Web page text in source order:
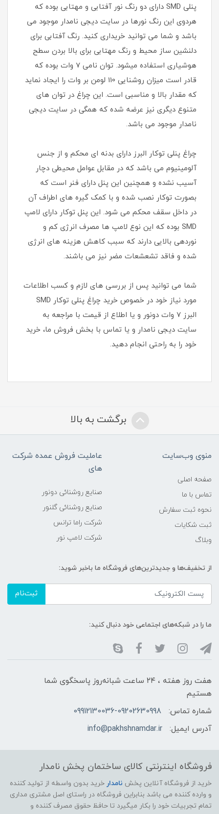
پنلی SMD دارای دو رنگ نور آفتابی و مهتابی بوده که
هردوی این رنگ نورها در سایت دیجی نامدار موجود می
باشد و شما می توانید خریداری کنید. رنگ آفتابی برای
دلنشین ساز محیط و رنگ مهتابی برای بالا بردن سطح
هوشیاری استفاده میشود. توان نامی 7 وات بوده که
قادر است میزان روشنایی 110 لومن بر وات را ایجاد نماید
که مقدار بالا و مناسبی است. این چراغ در توان های
متنوع دیگری نیز عرضه شده که همگی در سایت دیجی
نامدار موجود می باشد.
چراغ پنلی توکار البرز دارای بدنه ای محکم و از جنس
آلومینیوم می باشد که در مقابل عوامل محیطی دچار
آسیب نشده و همچنین این پنل دارای فنر است که
بصورت توکار نصب شده و با کمک گیره های اطراف آن
در داخل سقف محکم می شود. این پنل توکار دارای لامپ
SMD بوده که این نوع لامپ ها مصرف انرژی کم و
نوردهی بالایی دارند که سبب کاهش هزینه های انرژی
شده و فاقد تشعشعات مضر نیز می باشند.
شما می توانید پس از بررسی های لازم و کسب اطلاعات
مورد نیاز خود در خصوص خرید چراغ پنلی توکار SMD
البرز 7 وات دونور و یا اطلاع از قیمت با مراجعه به
سایت دیجی نامدار و یا تماس با بخش فروش ما، خرید
خود را به راحتی انجام دهید.
برگشت به بالا
منوی وب‌سایت
صفحه اصلی
تماس با ما
نحوه ثبت سفارش
ثبت شکایات
وبلاگ
عاملیت فروش عمده شرکت
های
صنایع روشنائی دونور
صنایع روشنائی گلنور
شرکت راما ترانس
شرکت لامپ نور
از تخفیف‌ها و جدیدترین‌های فروشگاه ما باخبر شوید:
ثبت‌نام
ما را در شبکه‌های اجتماعی خود دنبال کنید:
هفت روز هفته ، ۲۴ ساعت شبانه‌روز پاسخگوی شما
هستیم
شماره تماس:
09912130036-09202630998
آدرس ایمیل:
info@pakhshnamdar.ir
فروشگاه اینترنتی کالای ساختمان پخش نامدار
خرید از فروشگاه آنلاین پخش نامدار خرید بدون واسطه از تولید کننده
و وارده کننده می باشد بنابراین فروشگاه در راستای اصل مشتری مداری
تمام تجربیات خود را بکار میگیرد تا حافظ حقوق مصرف کننده و